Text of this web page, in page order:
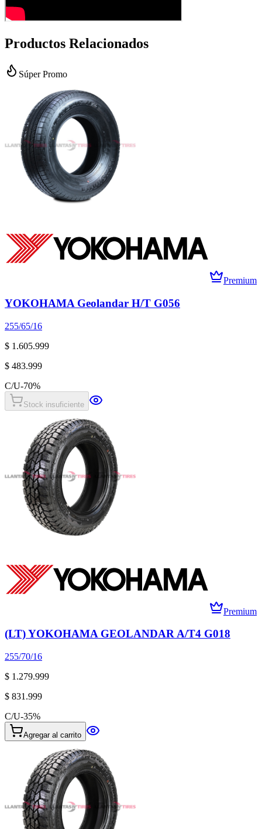
Productos Relacionados
Súper Promo
Premium
YOKOHAMA Geolandar H/T G056
255/65/16
$ 1.605.999
$ 483.999
C/U-70%
Stock insuficiente
Premium
(LT) YOKOHAMA GEOLANDAR A/T4 G018
255/70/16
$ 1.279.999
$ 831.999
C/U-35%
Agregar al carrito